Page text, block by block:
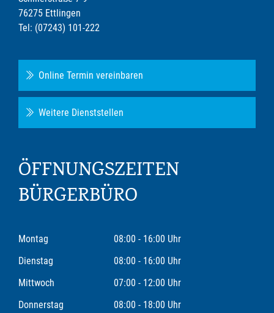
76275 Ettlingen
Tel: (07243) 101-222
Online Termin vereinbaren
Weitere Dienststellen
ÖFFNUNGSZEITEN
BÜRGERBÜRO
Montag
08:00 - 16:00 Uhr
Dienstag
08:00 - 16:00 Uhr
Mittwoch
07:00 - 12:00 Uhr
Donnerstag
08:00 - 18:00 Uhr